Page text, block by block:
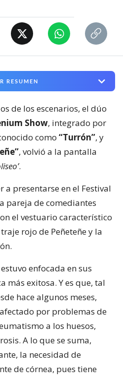
RESUMEN
de los escenarios, el dúo
Show, integrado por
como “Turrón”, y
, volvió a la pantalla
.
a presentarse en el Festival
pareja de comediantes
el vestuario característico
rojo de Peñeteñe y la
enfocada en sus
más exitosa. Y es que, tal
hace algunos meses,
por problemas de
a los huesos,
A lo que se suma,
la necesidad de
de córnea, pues tiene